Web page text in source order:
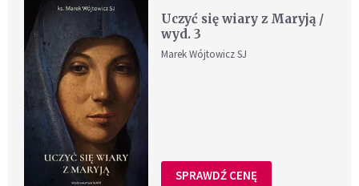
Uczyć się wiary z Maryją /
wyd. 3
Marek Wójtowicz SJ
SPRAWDŹ CENĘ